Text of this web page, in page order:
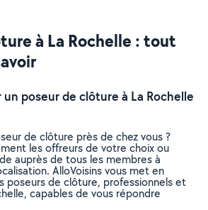
à La Rochelle : tout
poseur de clôture à La Rochelle
de clôture près de chez vous ?
les offreurs de votre choix ou
auprès de tous les membres à
AlloVoisins vous met en
poseurs de clôture, professionnels et
capables de vous répondre